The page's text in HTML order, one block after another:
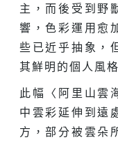
主，而後受到野
響，色彩運用愈
些已近乎抽象，
其鮮明的個人風
此幅〈阿里山雲
中雲彩延伸到遠
方，部分被雲朵